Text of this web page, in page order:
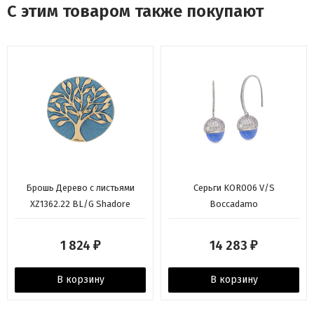
С этим товаром также покупают
Брошь Дерево с листьями
XZ1362.22 BL/G Shadore
1 824 ₽
В корзину
Серьги KOR006 V/S
Boccadamo
14 283 ₽
В корзину